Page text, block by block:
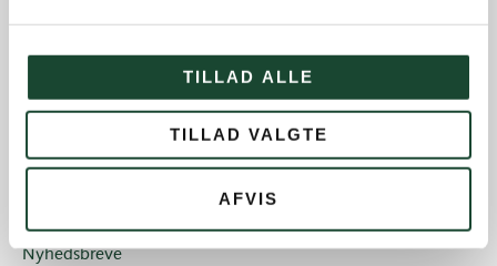
TILLAD ALLE
TILLAD VALGTE
AFVIS
Juniorerne
Nyhedsbreve